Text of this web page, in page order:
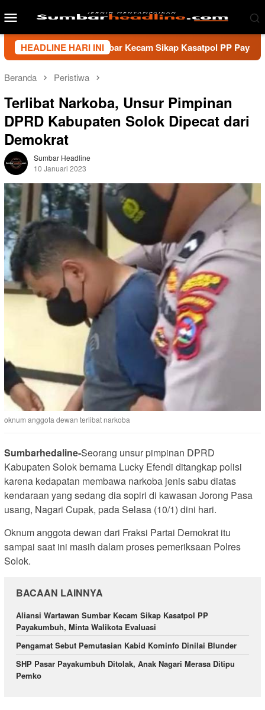
ke
Menu
Mobile
HEADLINE HARI INI
Sumbar Kecam Sikap Kasatpol PP Payakumbuh,
Beranda Peristiwa
Terlibat Narkoba, Unsur Pimpinan
DPRD Kabupaten Solok Dipecat dari
Demokrat
Sumbar Headline
10 Januari 2023
oknum anggota dewan terlibat narkoba
Sumbarhedaline-Seorang unsur pimpinan DPRD
Kabupaten Solok bernama Lucky Efendi ditangkap polisi
karena kedapatan membawa narkoba jenis sabu diatas
kendaraan yang sedang dia sopiri di kawasan Jorong Pasa
usang, Nagari Cupak, pada Selasa (10/1) dini hari.
Oknum anggota dewan dari Fraksi Partai Demokrat itu
sampai saat ini masih dalam proses pemeriksaan Polres
Solok.
BACAAN LAINNYA
Aliansi Wartawan Sumbar Kecam Sikap Kasatpol PP
Payakumbuh, Minta Walikota Evaluasi
Pengamat Sebut Pemutasian Kabid Kominfo Dinilai Blunder
SHP Pasar Payakumbuh Ditolak, Anak Nagari Merasa Ditipu
Pemko